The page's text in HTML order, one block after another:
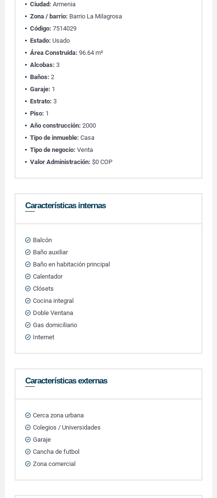
Ciudad: Armenia
Zona / barrio: Barrio La Milagrosa
Código: 7514029
Estado: Usado
Área Construida: 96.64 m²
Alcobas: 3
Baños: 2
Garaje: 1
Estrato: 3
Piso: 1
Año construcción: 2000
Tipo de inmueble: Casa
Tipo de negocio: Venta
Valor Administración: $0 COP
Características internas
Balcón
Baño auxiliar
Baño en habitación principal
Calentador
Clósets
Cocina integral
Doble Ventana
Gas domiciliario
Internet
Características externas
Cerca zona urbana
Colegios / Universidades
Garaje
Cancha de futbol
Zona comercial